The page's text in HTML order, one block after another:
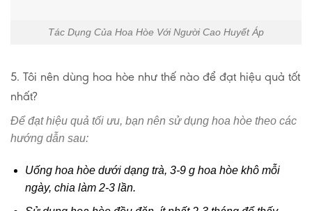
Tác Dụng Của Hoa Hòe Với Người Cao Huyết Áp
5. Tôi nên dùng hoa hòe như thế nào để đạt hiệu quả tốt
nhất?
Để đạt hiệu quả tối ưu, bạn nên sử dụng hoa hòe theo các
hướng dẫn sau:
Uống hoa hòe dưới dạng trà, 3-9 g hoa hòe khô mỗi
ngày, chia làm 2-3 lần.